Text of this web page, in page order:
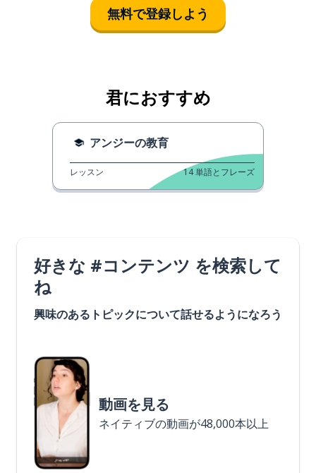
無料で登録しよう
君におすすめ
アンジーの教育
レッスン 14単語とフレーズ
好きな #コンテンツ を検索して
ね
興味のあるトピックについて話せるようになろう
動画を見る
ネイティブの動画が48,000本以上